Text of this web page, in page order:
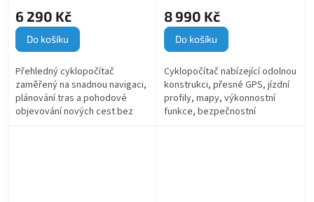
6 290 Kč
Do košíku
Přehledný cyklopočítač
zaměřený na snadnou navigaci,
plánování tras a pohodové
objevování nových cest bez
8 990 Kč
Do košíku
Cyklopočítač nabízející odolnou
konstrukci, přesné GPS, jízdní
profily, mapy, výkonnostní
funkce, bezpečnostní